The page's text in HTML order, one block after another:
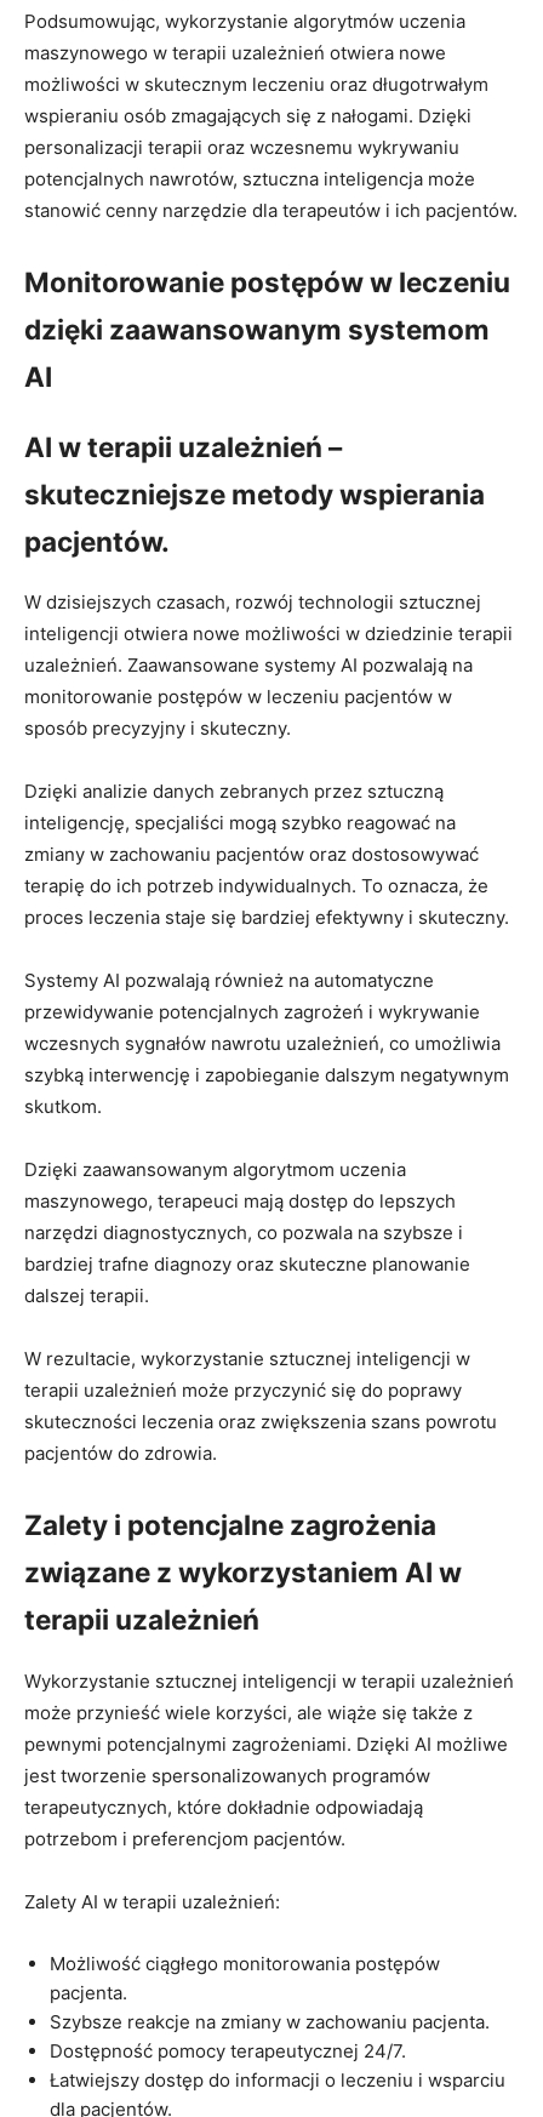
Podsumowując, wykorzystanie algorytmów uczenia
maszynowego w terapii uzależnień otwiera nowe
możliwości w skutecznym leczeniu oraz długotrwałym
wspieraniu osób zmagających się z nałogami. Dzięki
personalizacji terapii oraz wczesnemu wykrywaniu
potencjalnych nawrotów, sztuczna inteligencja może
stanowić cenny narzędzie dla terapeutów i ich pacjentów.
Monitorowanie postępów w leczeniu
dzięki zaawansowanym systemom
AI
AI w terapii uzależnień –
skuteczniejsze metody wspierania
pacjentów.
W dzisiejszych czasach, rozwój technologii sztucznej
inteligencji otwiera nowe możliwości w dziedzinie terapii
uzależnień. Zaawansowane systemy AI pozwalają na
monitorowanie postępów w leczeniu pacjentów w
sposób precyzyjny i skuteczny.
Dzięki analizie danych zebranych przez sztuczną
inteligencję, specjaliści mogą szybko reagować na
zmiany w zachowaniu pacjentów oraz dostosowywać
terapię do ich potrzeb indywidualnych. To oznacza, że
proces leczenia staje się bardziej efektywny i skuteczny.
Systemy AI pozwalają również na automatyczne
przewidywanie potencjalnych zagrożeń i wykrywanie
wczesnych sygnałów nawrotu uzależnień, co umożliwia
szybką interwencję i zapobieganie dalszym negatywnym
skutkom.
Dzięki zaawansowanym algorytmom uczenia
maszynowego, terapeuci mają dostęp do lepszych
narzędzi diagnostycznych, co pozwala na szybsze i
bardziej trafne diagnozy oraz skuteczne planowanie
dalszej terapii.
W rezultacie, wykorzystanie sztucznej inteligencji w
terapii uzależnień może przyczynić się do poprawy
skuteczności leczenia oraz zwiększenia szans powrotu
pacjentów do zdrowia.
Zalety i potencjalne zagrożenia
związane z wykorzystaniem AI w
terapii uzależnień
Wykorzystanie sztucznej inteligencji w terapii uzależnień
może przynieść wiele korzyści, ale wiąże się także z
pewnymi potencjalnymi zagrożeniami. Dzięki AI możliwe
jest tworzenie spersonalizowanych programów
terapeutycznych, które dokładnie odpowiadają
potrzebom i preferencjom pacjentów.
Zalety AI w terapii uzależnień:
Możliwość ciągłego monitorowania postępów
pacjenta.
Szybsze reakcje na zmiany w zachowaniu pacjenta.
Dostępność pomocy terapeutycznej 24/7.
Łatwiejszy dostęp do informacji o leczeniu i wsparciu
dla pacjentów.